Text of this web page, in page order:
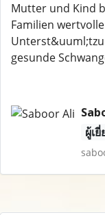
Mutter und Kind
Familien
gesunde
ผู้เ